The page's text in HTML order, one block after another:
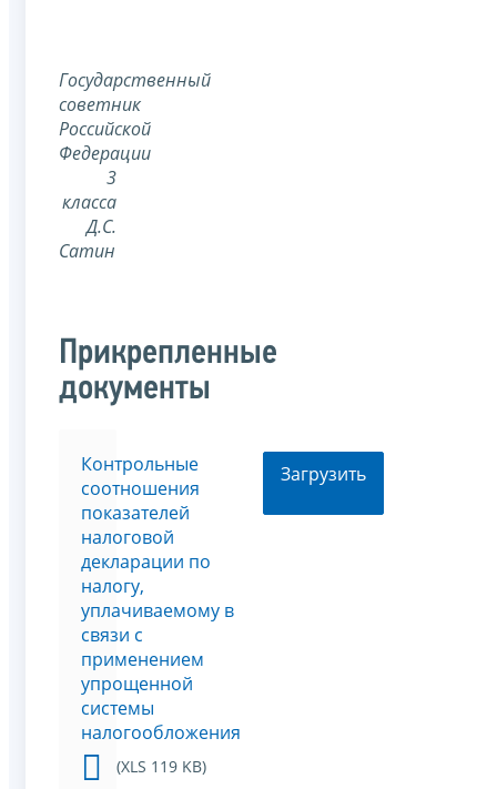
Государственный
советник
Российской
Федерации
3
класса
Д.С.
Сатин
Прикрепленные
документы
Контрольные
соотношения
показателей
налоговой
декларации по
налогу,
уплачиваемому в
связи с
применением
упрощенной
системы
налогообложения
(XLS 119 KB)
Загрузить